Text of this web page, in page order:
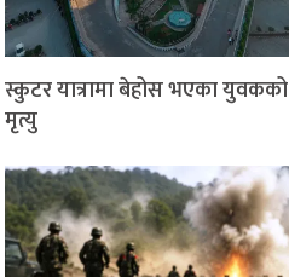
स्कुटर यात्रामा बेहोस भएका युवकको
मृत्यु